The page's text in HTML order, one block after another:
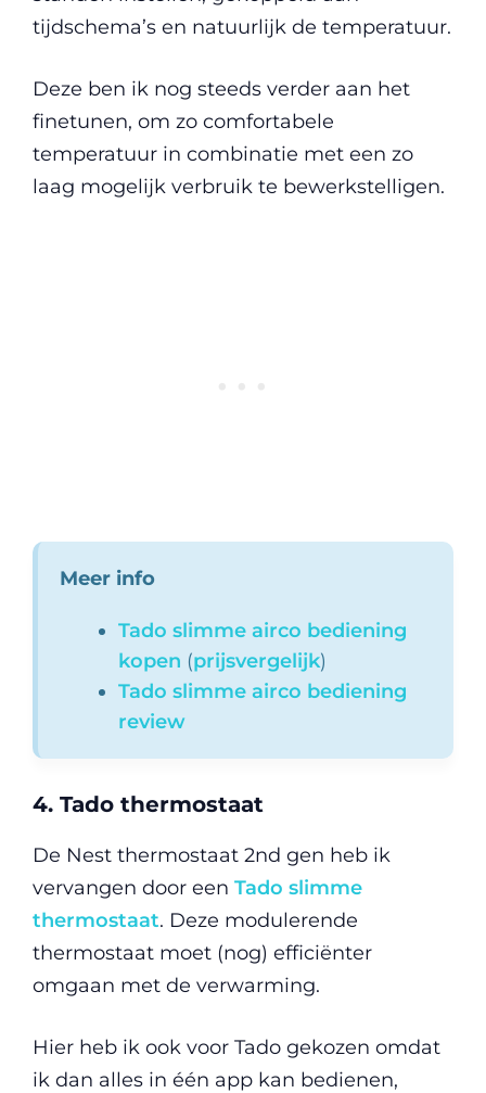
tijdschema’s en natuurlijk de temperatuur.
Deze ben ik nog steeds verder aan het
finetunen, om zo comfortabele
temperatuur in combinatie met een zo
laag mogelijk verbruik te bewerkstelligen.
Meer info
Tado slimme airco bediening
kopen (prijsvergelijk)
Tado slimme airco bediening
review
4. Tado thermostaat
De Nest thermostaat 2nd gen heb ik
vervangen door een Tado slimme
thermostaat. Deze modulerende
thermostaat moet (nog) efficiënter
omgaan met de verwarming.
Hier heb ik ook voor Tado gekozen omdat
ik dan alles in één app kan bedienen,